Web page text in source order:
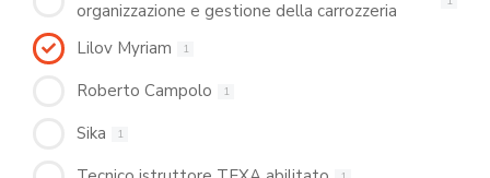
organizzazione e gestione della carrozzeria
Lilov Myriam 1
Roberto Campolo 1
Sika 1